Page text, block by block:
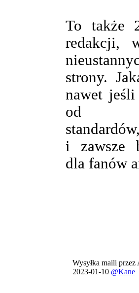
To także
redakcji,
strony.
nawet
od
i zawsze
dla fanów
Wysyłka maili
2023-01-10 @Kane